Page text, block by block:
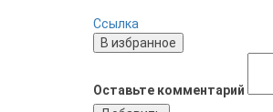
Ссылка
Оставьте комментарий